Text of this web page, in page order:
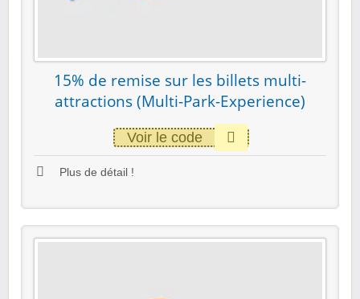
15% de remise sur les billets multi-
attractions (Multi-Park-Experience)
Voir le code
Plus de détail !